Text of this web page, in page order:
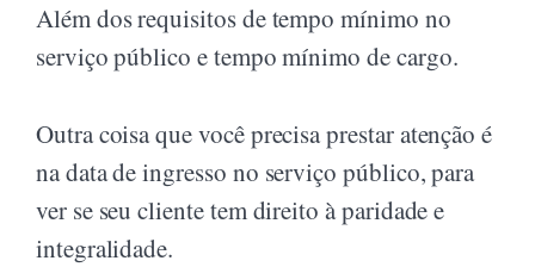
Além dos requisitos de tempo mínimo no
serviço público e tempo mínimo de cargo.
Outra coisa que você precisa prestar atenção é
na data de ingresso no serviço público, para
ver se seu cliente tem direito à paridade e
integralidade.